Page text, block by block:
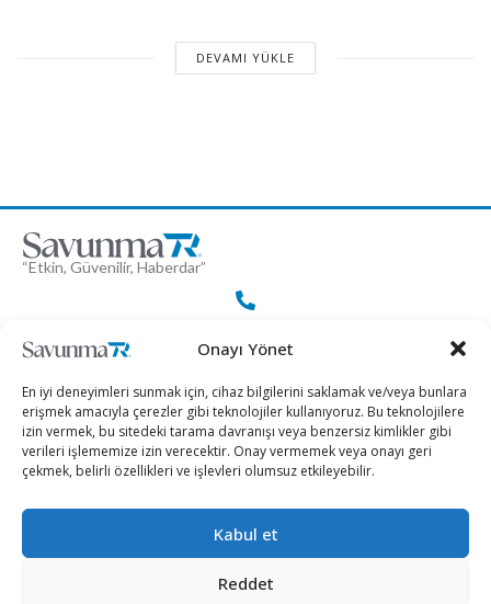
Onayı Yönet
En iyi deneyimleri sunmak için, cihaz bilgilerini saklamak ve/veya bunlara
erişmek amacıyla çerezler gibi teknolojiler kullanıyoruz. Bu teknolojilere
izin vermek, bu sitedeki tarama davranışı veya benzersiz kimlikler gibi
verileri işlememize izin verecektir. Onay vermemek veya onayı geri
çekmek, belirli özellikleri ve işlevleri olumsuz etkileyebilir.
Kabul et
Reddet
DEVAMI YÜKLE
“Etkin, Güvenilir, Haberdar”
+90 530 308 17 96
iletisim@savunmatr.com
2026 © Savunma TR. Tüm Hakları Saklıdır.
Siber Güvenlik